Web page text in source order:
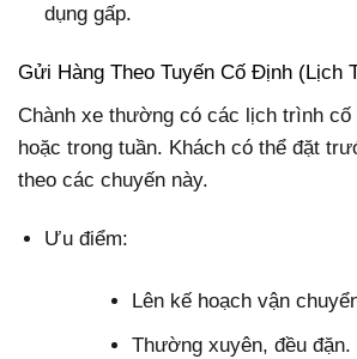
dụng gấp.
Gửi Hàng Theo Tuyến Cố Định (Lịch
Chành xe thường có các lịch trình cố
hoặc trong tuần. Khách có thể đặt
theo các chuyến này.
Ưu điểm:
Lên kế hoạch vận
Thường xuyên, đều đặn.